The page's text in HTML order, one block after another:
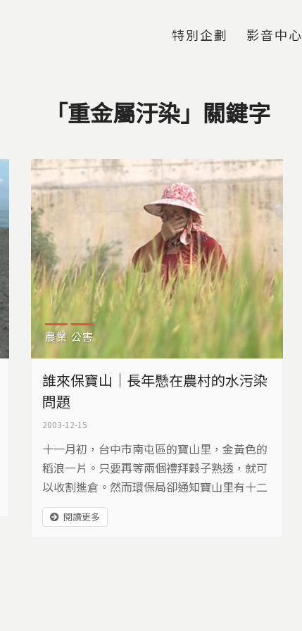
特別企劃 影音中心
「重金屬汙染」關鍵字
農業 公害
誰來保寶山｜長年懸在農村的水污染
問題
2003-12-15
十一月初，台中市南屯區的寶山里，金黃色的
稻浪一片。只要再等兩個禮拜穀子熟透，就可
以收割進倉。然而環保局卻通知寶山里有十二
筆農地，受到了重金屬污染不得收割。污染的
農地，不能收割的稻穀，農民怎麼辦？寶山農
閱讀更多